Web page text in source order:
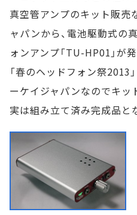
真空管アンプのキット販売
ャパンから、電池駆動式の
ォンアンプ「TU-HP01」が
「春のヘッドフォン祭2013
ーケイジャパンなのでキッ
実は組み立て済み完成品と